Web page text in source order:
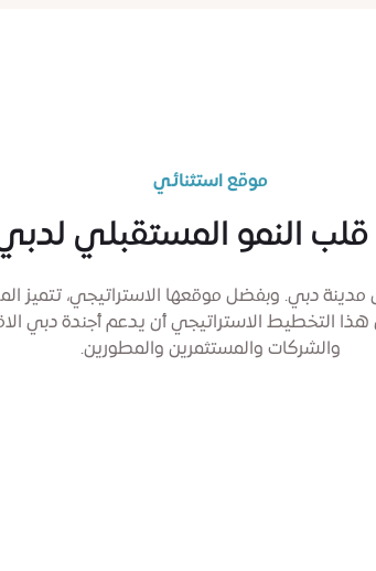
موقع استثنائي
النمو المستقبلي
دبي. وبفضل موقعها الاستراتيجي، تتميز
والشركات والمستثمرين والمطورين.